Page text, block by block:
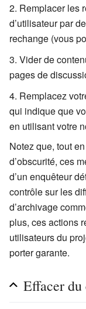
Remplacer les
d’utilisateur par
rechange (vous
Vider de
pages de
Remplacez
qui indique que
en utilisant votre
Notez que, tout
d’obscurité, ces
d’un enquêteur
contrôle sur les
d’archivage
plus, ces actions
utilisateurs du
porter garante.
Effacer du